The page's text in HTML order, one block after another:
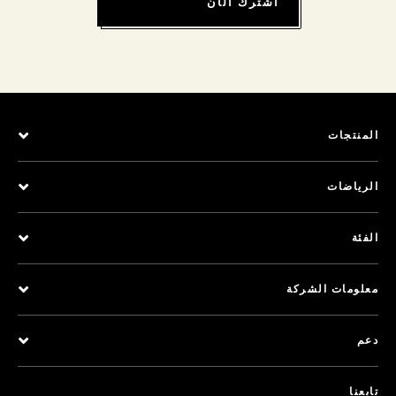
اشترك الآن
المنتجات
الرياضات
الفئة
معلومات الشركة
دعم
تابعنا